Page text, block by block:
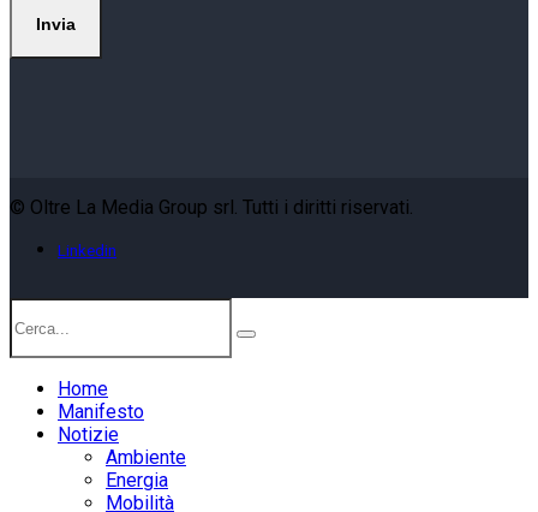
© Oltre La Media Group srl. Tutti i diritti riservati.
Linkedin
Home
Manifesto
Notizie
Ambiente
Energia
Mobilità